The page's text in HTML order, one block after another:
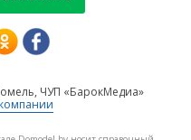
ЧУП «БарокМедиа»